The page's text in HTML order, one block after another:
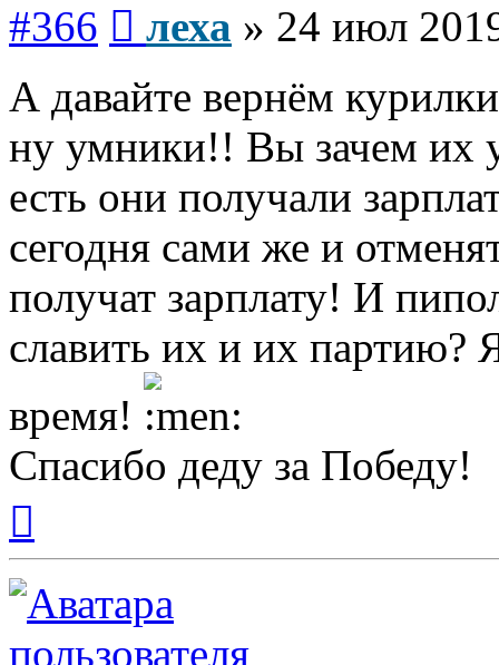
#366 леха » 24 июл
А давайте вернём
ну умники!! Вы зачем их
есть они получали
сегодня сами же и
получат зарплату! И
славить их и их партию?
время!
Спасибо деду за Победу!
началу